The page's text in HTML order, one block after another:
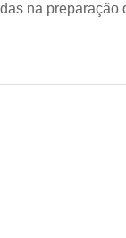
na preparação